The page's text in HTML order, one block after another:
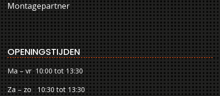
Montagepartner
OPENINGSTIJDEN
Ma – vr 10:00 tot 13:30
Za – zo 10:30 tot 13:30